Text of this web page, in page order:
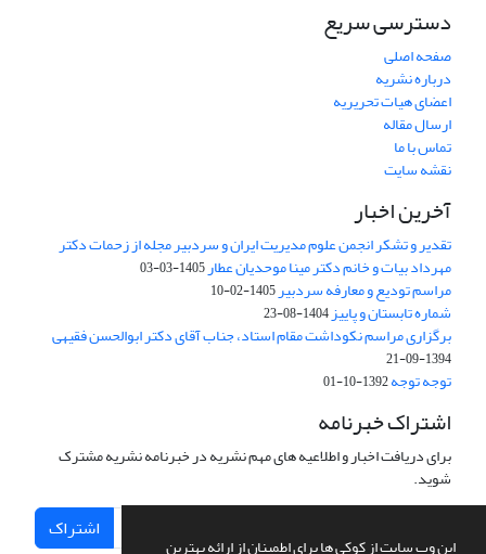
این وب سایت از کوکی ها برای اطمینان از ارائه بهترین
دسترسی سریع
صفحه اصلی
درباره نشریه
اعضای هیات تحریریه
ارسال مقاله
تماس با ما
نقشه سایت
آخرین اخبار
تقدیر و تشکر انجمن علوم مدیریت ایران و سردبیر مجله از زحمات دکتر
مهرداد بیات و خانم دکتر مینا موحدیان عطار1405-03-03
مراسم تودیع و معارفه سردبیر1405-02-10
شماره تابستان و پاییز1404-08-23
برگزاری مراسم نکوداشت مقام استاد، جناب آقای دکتر ابوالحسن فقیهی
1394-09-21
توجه توجه1392-10-01
اشتراک خبرنامه
برای دریافت اخبار و اطلاعیه های مهم نشریه در خبرنامه نشریه مشترک
شوید.
اشتراک